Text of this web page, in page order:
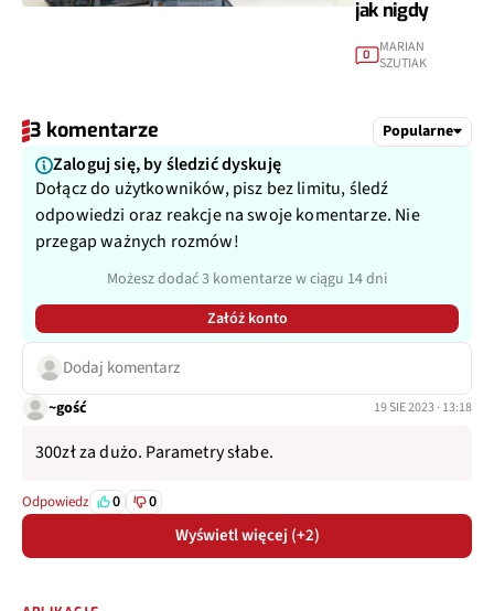
jak nigdy
0
MARIAN
SZUTIAK
3 komentarze Popularne
Zaloguj się, by śledzić dyskuję
Dołącz do użytkowników, pisz bez limitu, śledź
odpowiedzi oraz reakcje na swoje komentarze. Nie
przegap ważnych rozmów!
Możesz dodać 3 komentarze w ciągu 14 dni
Załóż konto
Dodaj komentarz
~gość 19 SIE 2023 · 13:18
300zł za dużo. Parametry słabe.
Odpowiedz 0 0
Wyświetl więcej (+2)